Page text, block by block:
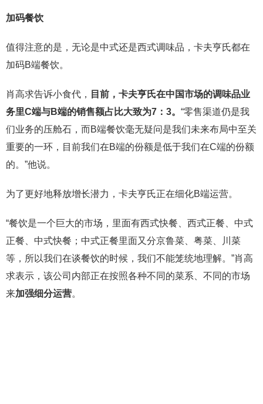
加码餐饮
值得注意的是，无论是中式还是西式调味品，卡夫亨氏都在
加码B端餐饮。
肖高求告诉小食代，
目前，卡夫亨氏在中国市场的调味品业
务里C端与B端的销售额占比大致为7：3。 “零售渠道仍是我
们业务的压舱石，而B端餐饮毫无疑问是我们未来布局中至关
重要的一环，目前我们在B端的份额是低于我们在C端的份额
的。”他说。
为了更好地释放增长潜力，卡夫亨氏正在细化B端运营。
“餐饮是一个巨大的市场，里面有西式快餐、西式正餐、中式
正餐、中式快餐；中式正餐里面又分京鲁菜、粤菜、川菜
等，所以我们在谈餐饮的时候，我们不能笼统地理解。”肖高
求表示，该公司内部正在按照各种不同的菜系、不同的市场
来加强细分运营。